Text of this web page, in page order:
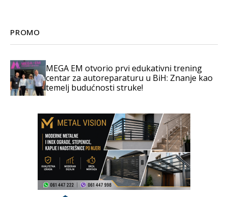
PROMO
MEGA EM otvorio prvi edukativni trening
centar za autoreparaturu u BiH: Znanje kao
temelj budućnosti struke!